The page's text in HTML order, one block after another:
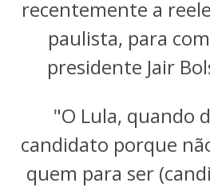
recentemente a
paulista, para
presidente Jair
"O Lula, quando
candidato porque
quem para ser